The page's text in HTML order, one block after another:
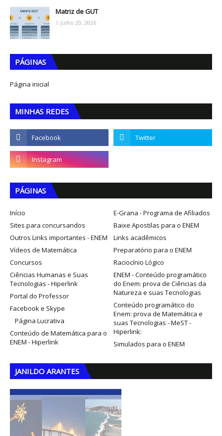
Matriz de GUT
Julho 20, 2026
PÁGINAS
Página inicial
MINHAS REDES
PÁGINAS
Início
E-Grana - Programa de Afiliados
Sites para concursandos
Baixe Apostilas para o ENEM
Outros Links importantes - ENEM
Links acadêmicos
Vídeos de Matemática
Preparatório para o ENEM
Concursos
Raciocínio Lógico
Ciências Humanas e Suas
Tecnologias - Hiperlink
ENEM - Conteúdo programático
do Enem: prova de Ciências da
Natureza e suas Tecnologias
Portal do Professor
Conteúdo programático do
Enem: prova de Matemática e
suas Tecnologias - MeST -
Hiperlink:
Facebook e Skype
Página Lucrativa
Conteúdo de Matemática para o
ENEM - Hiperlink
Simulados para o ENEM
JANILDO ARANTES